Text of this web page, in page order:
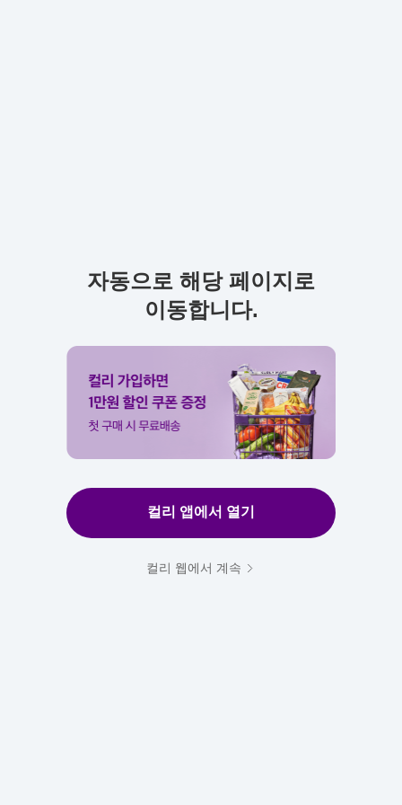
자동으로 해당 페이지로
이동합니다.
컬리 앱에서 열기
컬리 웹에서 계속